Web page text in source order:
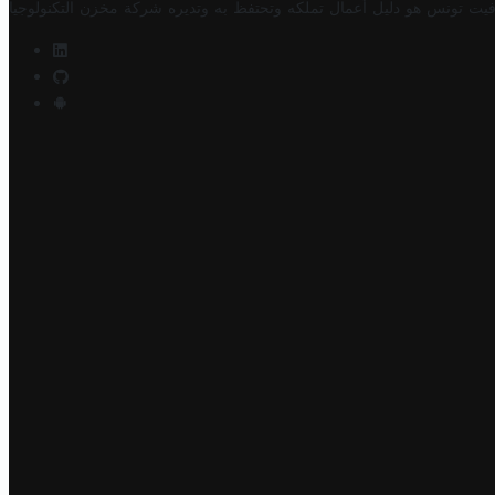
تونس هو دليل أعمال تملكه وتحتفظ به وتديره شركة مخزن التكنولوجيا